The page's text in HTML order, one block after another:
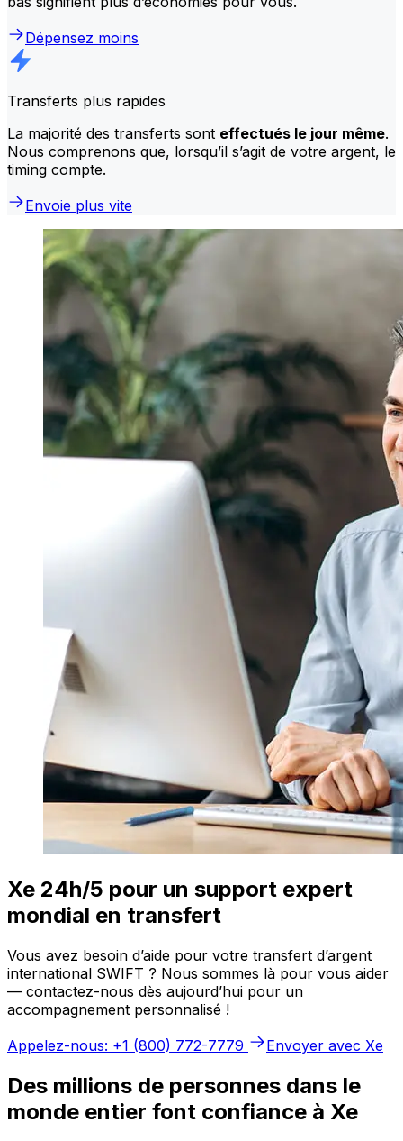
Dépensez moins
Transferts plus rapides
La majorité des transferts sont effectués le jour même.
Nous comprenons que, lorsqu’il s’agit de votre argent, le
timing compte.
Envoie plus vite
Xe 24h/5 pour un support expert
mondial en transfert
Vous avez besoin d’aide pour votre transfert d’argent
international SWIFT ? Nous sommes là pour vous aider
— contactez-nous dès aujourd’hui pour un
accompagnement personnalisé !
Appelez-nous: +1 (800) 772-7779
Envoyer avec Xe
Des millions de personnes dans le
monde entier font confiance à Xe